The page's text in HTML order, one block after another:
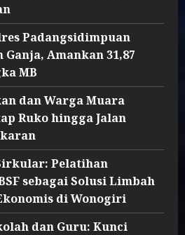
Padangsidimpuan
Amankan 31,87
MB
dan Warga Muara
Ruko hingga Jalan
Pelatihan
sebagai Solusi Limbah
di Wonogiri
dan Guru: Kunci